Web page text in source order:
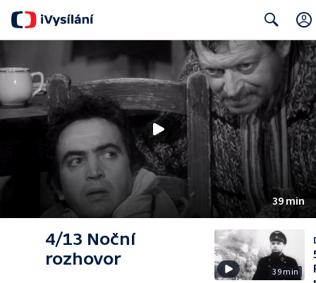
Search
39 min
4/13 Noční
rozhovor
39 min